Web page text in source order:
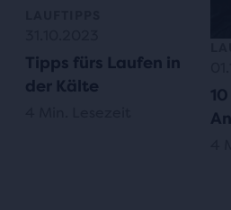
Tipps fürs Laufen in
der Kälte